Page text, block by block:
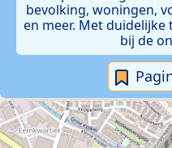
bevolking, woningen,
en meer. Met
bij de